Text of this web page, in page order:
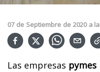
07 de Septiembre de 2020 a
Las empresas